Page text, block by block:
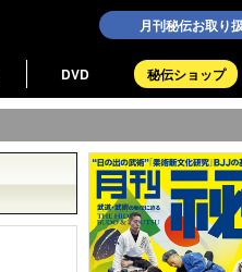
月刊秘伝お取り
秘伝ショップ
DVD